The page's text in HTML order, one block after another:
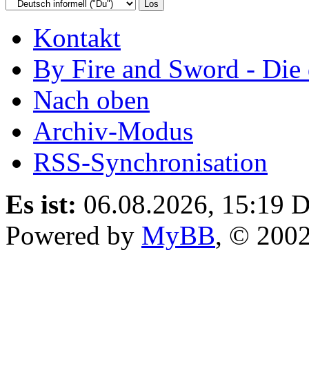
Kontakt
By Fire and Sword -
Nach oben
Archiv-Modus
RSS-Synchronisation
Es ist: 06.08.2026, 15:19
Powered by MyBB, ©